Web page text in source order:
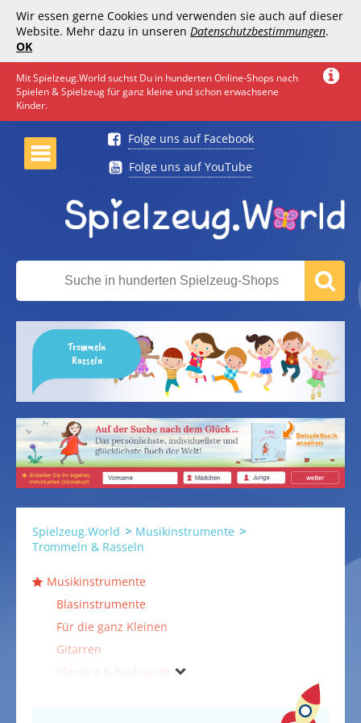
Wir essen gerne Cookies und verwenden sie auch auf dieser
Website. Mehr dazu in unseren Datenschutzbestimmungen.
OK
Mit Spielzeug.World suchst Du in hunderten Online-Shops nach
Spielen & Spielzeug für ganz kleine und schon erwachsene
Kinder.
Folge uns auf Facebook
Folge uns auf YouTube
Trommeln
Rasseln
Spielzeug.World
Musikinstrumente
Trommeln & Rasseln
Musikinstrumente
Blasinstrumente
Für die ganz Kleinen
Gitarren
Klaviere & Keyboards